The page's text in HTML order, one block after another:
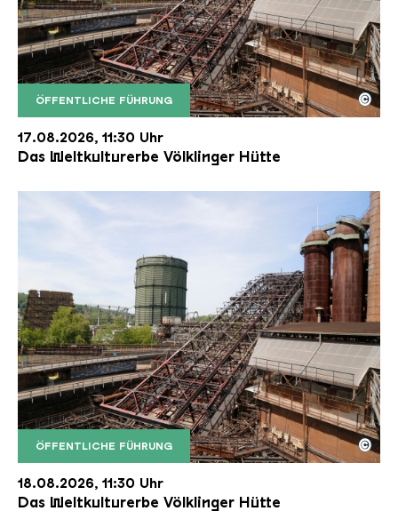
ÖFFENTLICHE FÜHRUNG
Der Erzschrägaufzug der Völklinger Hütte mit
Copyright: Weltkulturerbe Völklinger Hütte | Karl
©
17.08.2026, 11:30 Uhr
Das Weltkulturerbe Völklinger Hütte
ÖFFENTLICHE FÜHRUNG
Der Erzschrägaufzug der Völklinger Hütte mit
Copyright: Weltkulturerbe Völklinger Hütte | Karl
©
18.08.2026, 11:30 Uhr
Das Weltkulturerbe Völklinger Hütte